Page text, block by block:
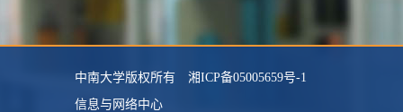
中南大学版权所有 湘ICP备05005659号-1
信息与网络中心